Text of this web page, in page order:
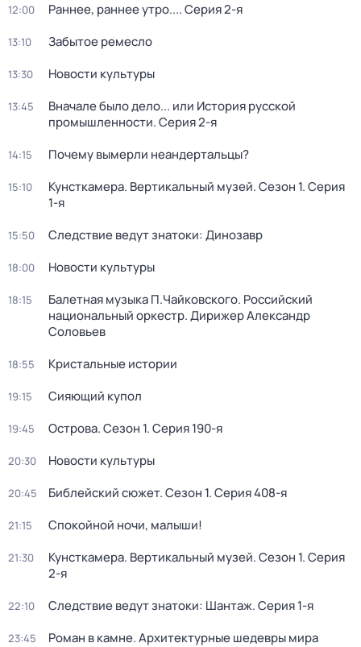
12:00 Раннее, раннее утро.... Серия 2-я
13:10 Забытое ремесло
13:30 Новости культуры
13:45
Вначале было дело... или История русской
промышленности. Серия 2-я
14:15 Почему вымерли неандертальцы?
15:10 Кунсткамера. Вертикальный музей. Сезон 1. Серия
1-я
15:50 Следствие ведут знатоки: Динозавр
18:00 Новости культуры
18:15
Балетная музыка П.Чайковского. Российский
национальный оркестр. Дирижер Александр
Соловьев
18:55 Кристальные истории
19:15 Сияющий купол
19:45 Острова. Сезон 1. Серия 190-я
20:30 Новости культуры
20:45 Библейский сюжет. Сезон 1. Серия 408-я
21:15 Спокойной ночи, малыши!
21:30 Кунсткамера. Вертикальный музей. Сезон 1. Серия
2-я
22:10 Следствие ведут знатоки: Шантаж. Серия 1-я
23:45 Роман в камне. Архитектурные шедевры мира